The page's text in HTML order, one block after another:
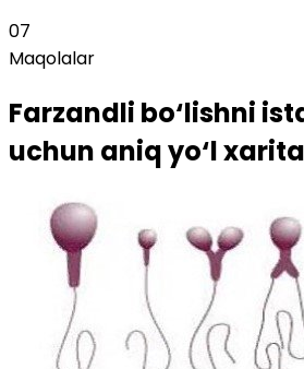
07
Maqolalar
Farzandli bo‘lishni
uchun aniq yo‘l